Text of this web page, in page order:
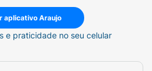
aplicativo Araujo
e praticidade no seu celular